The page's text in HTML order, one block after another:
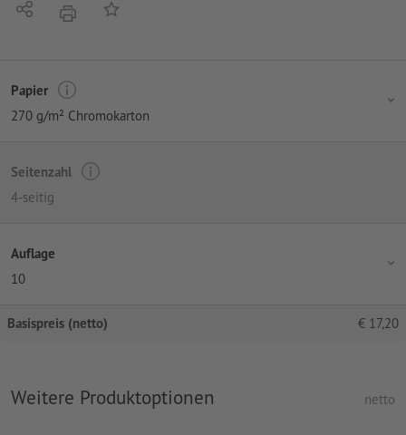
Teilen DruckenAuf die Merkliste
Papier
270 g/m² Chromokarton
Seitenzahl
4-seitig
Auflage
10
Basispreis (netto) € 17,20
Weitere Produktoptionen netto